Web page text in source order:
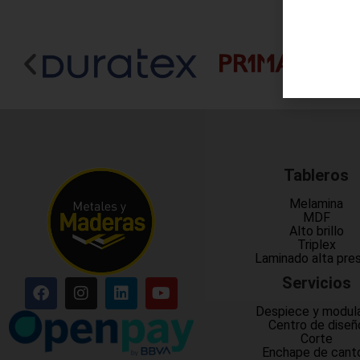
Tableros
Melamina
MDF
Alto brillo
Triplex
Laminado alta
Servicios
Despiece y
Centro de
Corte
Enchape de